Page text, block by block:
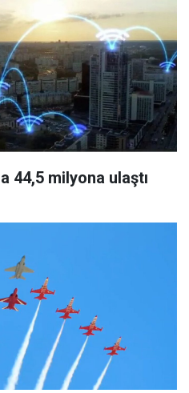
44,5 milyona ulaştı